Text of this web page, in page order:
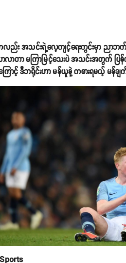
လည်း အသင်းရဲ့လေ့ကျင့်ရေးကွင်းမှာ ညာ
တာ မကြာမြင့်သေးပဲ အသင်းအတွက် ပြန်လ
ာင့် ဒီဘရိုင်းဟာ မန်ယူနဲ့ ကစားရမယ့် မန်ချ